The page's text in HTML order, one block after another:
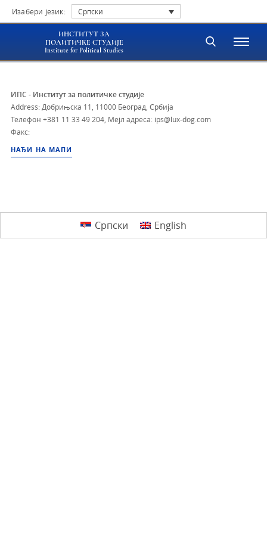
Изабери језик: Српски
ИНСТИТУТ ЗА
ПОЛИТИЧКЕ СТУДИЈЕ
Institute for Political Studies
ИПС - Институт за политичке студије
Address: Добрињска 11, 11000 Београд, Србија
Телефон +381 11 33 49 204 Мејл адреса: ips@lux-dog.com
Факс:
НАЂИ НА МАПИ
Српски English